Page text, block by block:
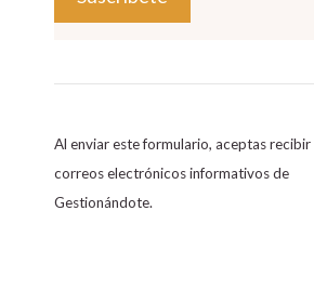
o
s
t
a
Al enviar este formulario, aceptas recibir
correos electrónicos informativos de
Gestionándote.